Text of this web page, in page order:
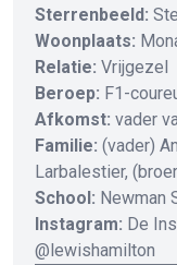
Sterrenbeeld:
Woonplaats:
Relatie: Vrijgezel
Beroep: F1-
Afkomst: vader
Familie: (vader)
Larbalestier,
School: Newman
Instagram: De
@lewishamilton